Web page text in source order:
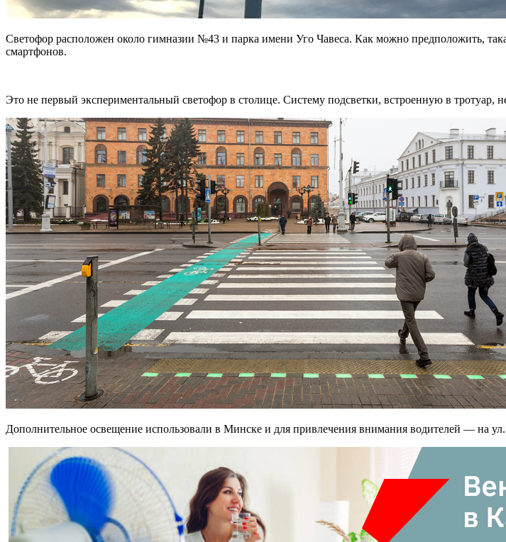
Светофор расположен около гимназии №43 и парка имени Уго Чавеса. Как можно предположить,
смартфонов.
Это не первый экспериментальный светофор в столице. Систему подсветки, встроенную в
Дополнительное освещение использовали в Минске и для привлечения внимания водителей — на